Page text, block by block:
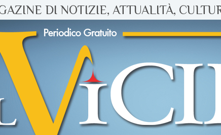
DI NOTIZIE, ATTUALITÀ,